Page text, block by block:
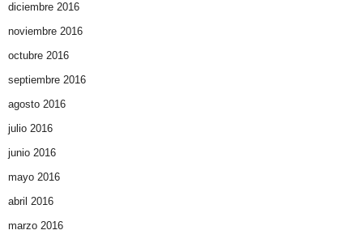
diciembre 2016
noviembre 2016
octubre 2016
septiembre 2016
agosto 2016
julio 2016
junio 2016
mayo 2016
abril 2016
marzo 2016